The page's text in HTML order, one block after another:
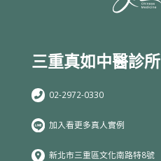
三重真如中醫診所
02-2972-0330
加入看更多真人實例
新北市三重區文化南路特8號